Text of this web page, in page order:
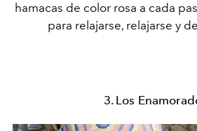
hamacas de color rosa a cada
para relajarse, relajarse y
3. Los